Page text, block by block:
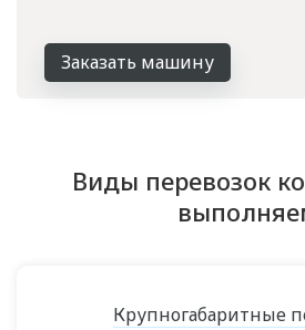
Заказать машину
Виды перевозок
Крупногабаритные